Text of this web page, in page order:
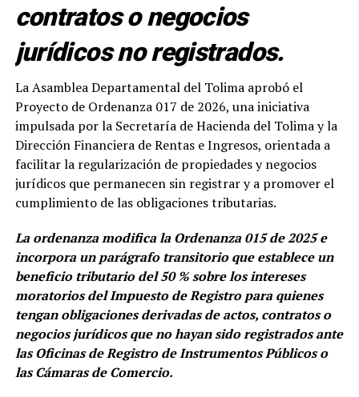
contratos o negocios
jurídicos no registrados.
La Asamblea Departamental del Tolima aprobó el
Proyecto de Ordenanza 017 de 2026, una iniciativa
impulsada por la Secretaría de Hacienda del Tolima y la
Dirección Financiera de Rentas e Ingresos, orientada a
facilitar la regularización de propiedades y negocios
jurídicos que permanecen sin registrar y a promover el
cumplimiento de las obligaciones tributarias.
La ordenanza modifica la Ordenanza 015 de 2025 e
incorpora un parágrafo transitorio que establece un
beneficio tributario del 50 % sobre los intereses
moratorios del Impuesto de Registro para quienes
tengan obligaciones derivadas de actos, contratos o
negocios jurídicos que no hayan sido registrados ante
las Oficinas de Registro de Instrumentos Públicos o
las Cámaras de Comercio.